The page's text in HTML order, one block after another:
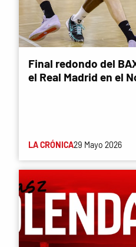
Final redondo del
el Real Madrid en el
LA CRÓNICA29 Mayo 2026